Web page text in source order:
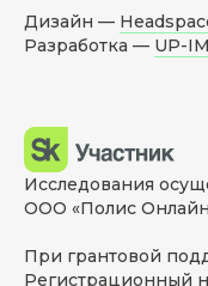
Дизайн —
Разработка — UP-IM
Исследования
ООО «Полис
При грантовой
Регистрационный